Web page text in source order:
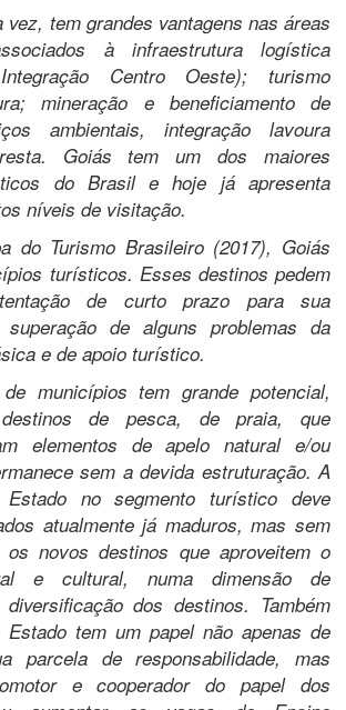
vez, tem grandes vantagens nas áreas
à infraestrutura logística
Centro Oeste); turismo
mineração e beneficiamento de
ambientais, integração lavoura
Goiás tem um dos maiores
do Brasil e hoje já apresenta
níveis de visitação.
do Turismo Brasileiro (2017), Goiás
turísticos. Esses destinos pedem
de curto prazo para sua
superação de alguns problemas da
e de apoio turístico.
municípios tem grande potencial,
destinos de pesca, de praia, que
elementos de apelo natural e/ou
sem a devida estruturação. A
Estado no segmento turístico deve
atualmente já maduros, mas sem
novos destinos que aproveitem o
e cultural, numa dimensão de
dos destinos. Também
tem um papel não apenas de
parcela de responsabilidade, mas
e cooperador do papel dos